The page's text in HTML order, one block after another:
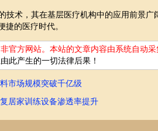
技术，其在基层医疗机构中的应用前景
捷的医疗时代。
官方网站。本站的文章内容由系统自动
此产生的一切法律后果！
市场规模突破千亿级
居家训练设备渗透率提升